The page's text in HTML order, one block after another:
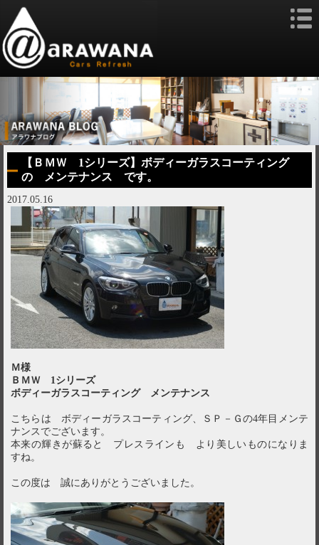
【ＢＭＷ 1シリーズ】ボディーガラスコーティング
の メンテナンス です。
2017.05.16
Ｍ様
ＢＭＷ 1シリーズ
ボディーガラスコーティング メンテナンス
こちらは ボディーガラスコーティング、ＳＰ－Ｇの4年目メンテ
ナンスでございます。
本来の輝きが蘇ると プレスラインも より美しいものになりま
すね。
この度は 誠にありがとうございました。